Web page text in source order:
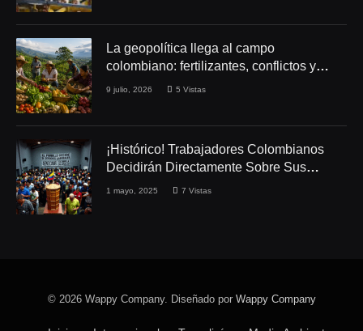
La geopolítica llega al campo
colombiano: fertilizantes, conflictos y
seguridad alimentaria
9 julio, 2026 5 Vistas
¡Histórico! Trabajadores Colombianos
Decidirán Directamente Sobre Sus
Derechos Laborales
1 mayo, 2025 7 Vistas
© 2026 Wappy Company. Diseñado por Wappy Company